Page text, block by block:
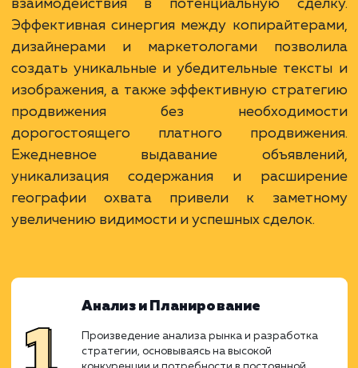
Ход работ
Продвижение услуги поставки песка,
ОПГС в Нижнем Новгороде и
области на Авито требовало
тщательного подхода. Целью нашей
было не только обеспечение
объявлений, но и превращение
создать уникальные и убедительные
изображения, а также эффективную
продвижения без